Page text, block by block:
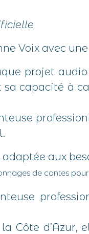
Voix avec
projet
capacité à
aux
de contes
Côte d’Azur,